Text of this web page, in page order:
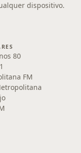
dispositivo.
80
FM